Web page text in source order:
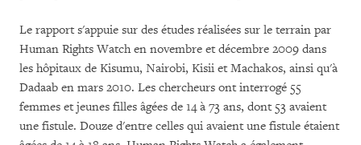
Le rapport s'appuie sur des études réalisées sur le terrain par
Human Rights Watch en novembre et décembre 2009 dans
les hôpitaux de Kisumu, Nairobi, Kisii et Machakos, ainsi qu'à
Dadaab en mars 2010. Les chercheurs ont interrogé 55
femmes et jeunes filles âgées de 14 à 73 ans, dont 53 avaient
une fistule. Douze d'entre celles qui avaient une fistule étaient